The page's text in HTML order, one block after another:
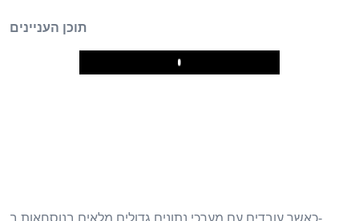
תוכן העניינים
Play
כאשר עובדים עם מערכי נתונים גדולים מלאים בנוסחאות ב-